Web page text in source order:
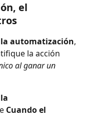
el
automatización,
la acción
al ganar un
Cuando el